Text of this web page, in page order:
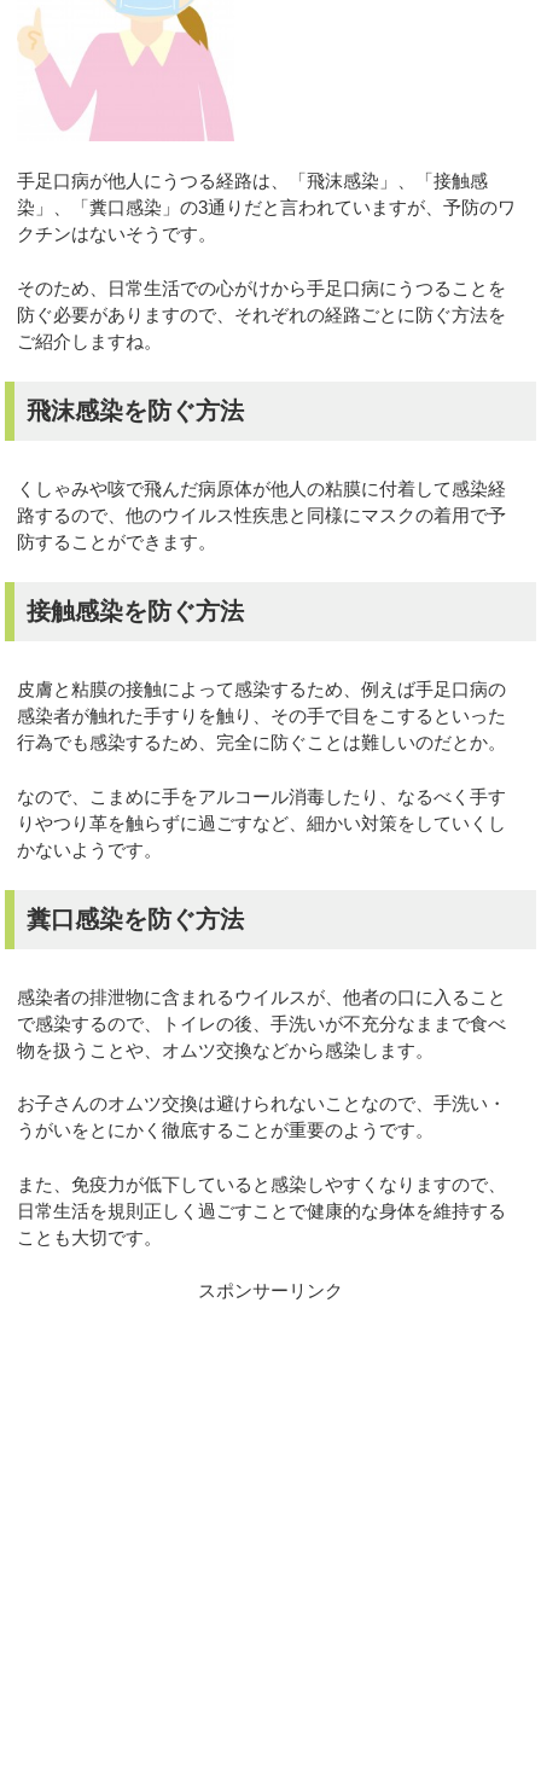
手足口病が他人にうつる経路は、「飛沫感染」、「接触感
染」、「糞口感染」の3通りだと言われていますが、予防のワ
クチンはないそうです。
そのため、日常生活での心がけから手足口病にうつることを
防ぐ必要がありますので、それぞれの経路ごとに防ぐ方法を
ご紹介しますね。
飛沫感染を防ぐ方法
くしゃみや咳で飛んだ病原体が他人の粘膜に付着して感染経
路するので、他のウイルス性疾患と同様にマスクの着用で予
防することができます。
接触感染を防ぐ方法
皮膚と粘膜の接触によって感染するため、例えば手足口病の
感染者が触れた手すりを触り、その手で目をこするといった
行為でも感染するため、完全に防ぐことは難しいのだとか。
なので、こまめに手をアルコール消毒したり、なるべく手す
りやつり革を触らずに過ごすなど、細かい対策をしていくし
かないようです。
糞口感染を防ぐ方法
感染者の排泄物に含まれるウイルスが、他者の口に入ること
で感染するので、トイレの後、手洗いが不充分なままで食べ
物を扱うことや、オムツ交換などから感染します。
お子さんのオムツ交換は避けられないことなので、手洗い・
うがいをとにかく徹底することが重要のようです。
また、免疫力が低下していると感染しやすくなりますので、
日常生活を規則正しく過ごすことで健康的な身体を維持する
ことも大切です。
スポンサーリンク